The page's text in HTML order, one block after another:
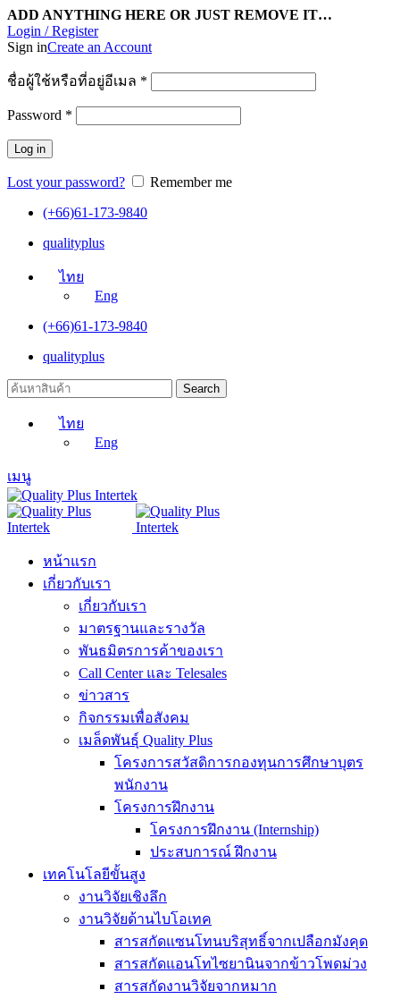
ADD ANYTHING HERE OR JUST REMOVE IT…
Login / Register
Sign inCreate an Account
ชื่อผู้ใช้หรือที่อยู่อีเมล *
Password *
Log in
Lost your password?
Remember me
(+66)61-173-9840
qualityplus
ไทย
Eng
(+66)61-173-9840
qualityplus
Search
ไทย
Eng
เมนู
หน้าแรก
เกี่ยวกับเรา
เกี่ยวกับเรา
มาตรฐานและรางวัล
พันธมิตรการค้าของเรา
Call Center และ Telesales
ข่าวสาร
กิจกรรมเพื่อสังคม
เมล็ดพันธุ์ Quality Plus
โครงการสวัสดิการกองทุนการศึกษาบุตร
พนักงาน
โครงการฝึกงาน
โครงการฝึกงาน (Internship)
ประสบการณ์ ฝึกงาน
เทคโนโลยีขั้นสูง
งานวิจัยเชิงลึก
งานวิจัยด้านไบโอเทค
สารสกัดแซนโทนบริสุทธิ์จากเปลือกมังคุด
สารสกัดแอนโทไซยานินจากข้าวโพดม่วง
สารสกัดงานวิจัยจากหมาก